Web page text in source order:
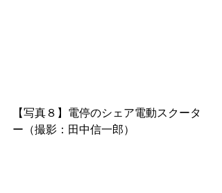
【写真８】電停のシェア電動スクータ
ー（撮影：田中信一郎）